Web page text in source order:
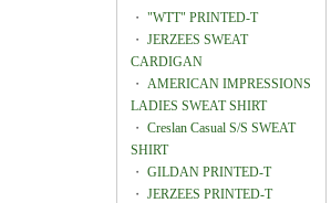
・ "WTT" PRINTED-T
・ JERZEES SWEAT
CARDIGAN
・ AMERICAN IMPRESSIONS
LADIES SWEAT SHIRT
・ Creslan Casual S/S SWEAT
SHIRT
・ GILDAN PRINTED-T
・ JERZEES PRINTED-T